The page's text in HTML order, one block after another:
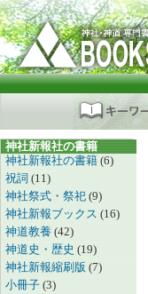
神社新報社の書籍
神社新報社の書籍 (6)
祝詞 (11)
神社祭式・祭祀 (9)
神社新報ブックス (16)
神道教養 (42)
神道史・歴史 (19)
神社新報縮刷版 (7)
小冊子 (3)